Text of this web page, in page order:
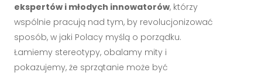
ekspertów i młodych innowatorów, którzy
wspólnie pracują nad tym, by revolucjonizować
sposób, w jaki Polacy myślą o porządku.
Łamiemy stereotypy, obalamy mity i
pokazujemy, że sprzątanie może być